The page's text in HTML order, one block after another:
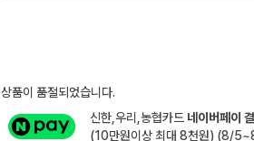
상품이 품절되었습니다.
신한,우리,농협카드 네이버페이
(10만원이상 최대 8천원) (8/